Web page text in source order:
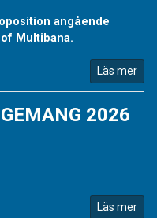
angående
Multibana.
Läs mer
2026
Läs mer